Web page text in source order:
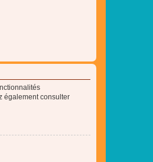
également consulter